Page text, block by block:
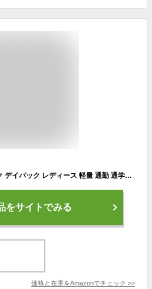
プーマ リュック バックパック デイパック レディース 軽量 通勤 通学 ヨガ バッグ ジム 女子高生 女子大生/ウィメンズ コア シーズナル バックパック No,075716 (01-ピーコート)
をサイトでみる
価格と在庫をAmazonでチェック >>